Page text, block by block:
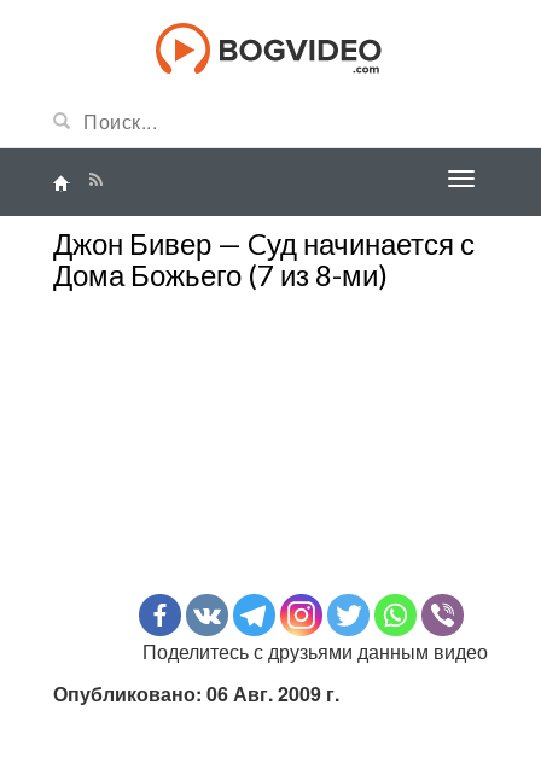
Джон Бивер — Cуд начинается с
Дома Божьего (7 из 8-ми)
Поделитесь с друзьями данным видео
Опубликовано: 06 Авг. 2009 г.